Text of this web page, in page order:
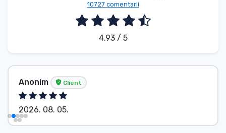
10727 comentarii
4.93 / 5
Anonim Client
2026. 08. 05.